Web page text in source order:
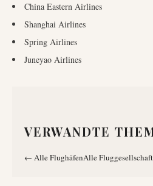
China Eastern Airlines
Shanghai Airlines
Spring Airlines
Juneyao Airlines
VERWANDTE
← Alle FlughäfenAlle